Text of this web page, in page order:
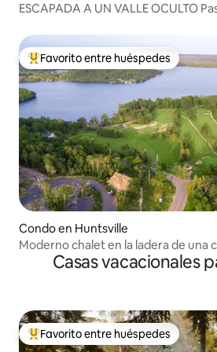
ESCAPADA A UN VALLE OCULTO Pase de 🛶☀️🎿 parque
Favorito entre huéspedes preferido
Favorito entre huéspedes
Condo en Huntsville
Moderno chalet en la ladera de una
de Muskoka
Casas vacacionales
Favorito entre huéspedes preferido
Favorito entre huéspedes